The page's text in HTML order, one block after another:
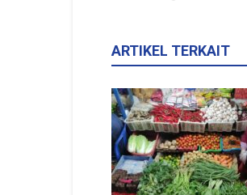
ARTIKEL TERKAIT